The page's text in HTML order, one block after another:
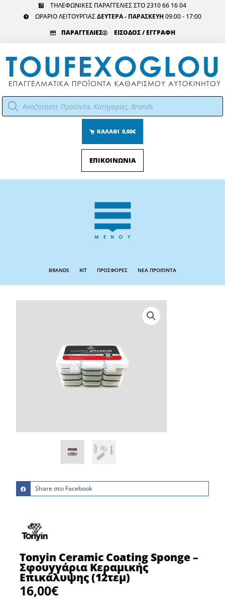
ΤΗΛΕΦΩΝΙΚΕΣ ΠΑΡΑΓΓΕΛΙΕΣ ΣΤΟ 2310 66 16 04
ΩΡΑΡΙΟ ΛΕΙΤΟΥΡΓΙΑΣΔΕΥΤΕΡΑ - ΠΑΡΑΣΚΕΥΗ 09:00 - 17:00
ΠΑΡΑΓΓΕΛΙΕΣ
ΕΙΣΟΔΟΣ / ΕΓΓΡΑΦΗ
Αναζήτηση
προϊόντων
ΚΑΛΑΘΙ 0,00€
ΕΠΙΚΟΙΝΩΝΙΑ
Menu
BRANDS KIT ΠΡΟΣΦΟΡΕΣ ΝΕΑ ΠΡΟΪΟΝΤΑ
Share στο Facebook
Tonyin Ceramic Coating Sponge –
Σφουγγάρια Κεραμικής
Επικάλυψης (12τεμ)
16,00€